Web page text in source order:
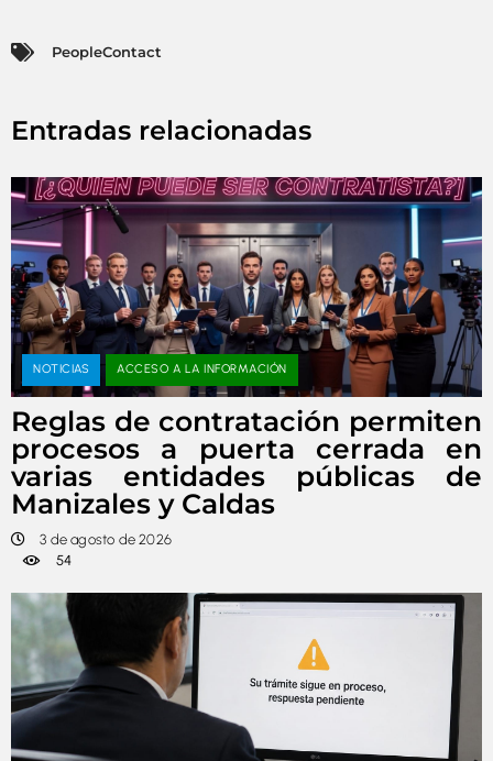
PeopleContact
Entradas relacionadas
NOTICIAS ACCESO A LA INFORMACIÓN
Reglas de contratación permiten
procesos a puerta cerrada en
varias entidades públicas de
Manizales y Caldas
3 de agosto de 2026
54